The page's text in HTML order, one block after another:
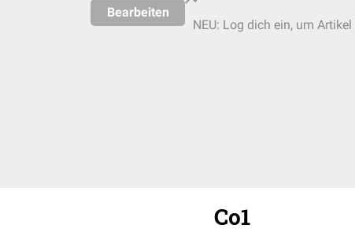
Bearbeiten
NEU: Log dich ein, um
Co1